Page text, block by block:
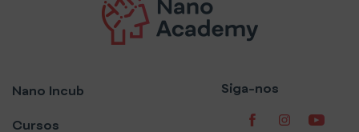
Nano Incub
Cursos
Siga-nos